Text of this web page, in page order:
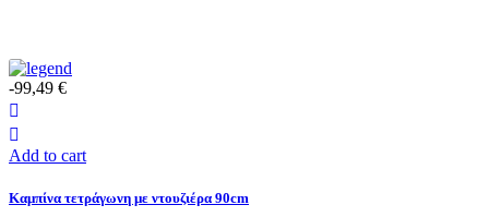
-99,49 €
Add to cart
Καμπίνα τετράγωνη με ντουζιέρα 90cm